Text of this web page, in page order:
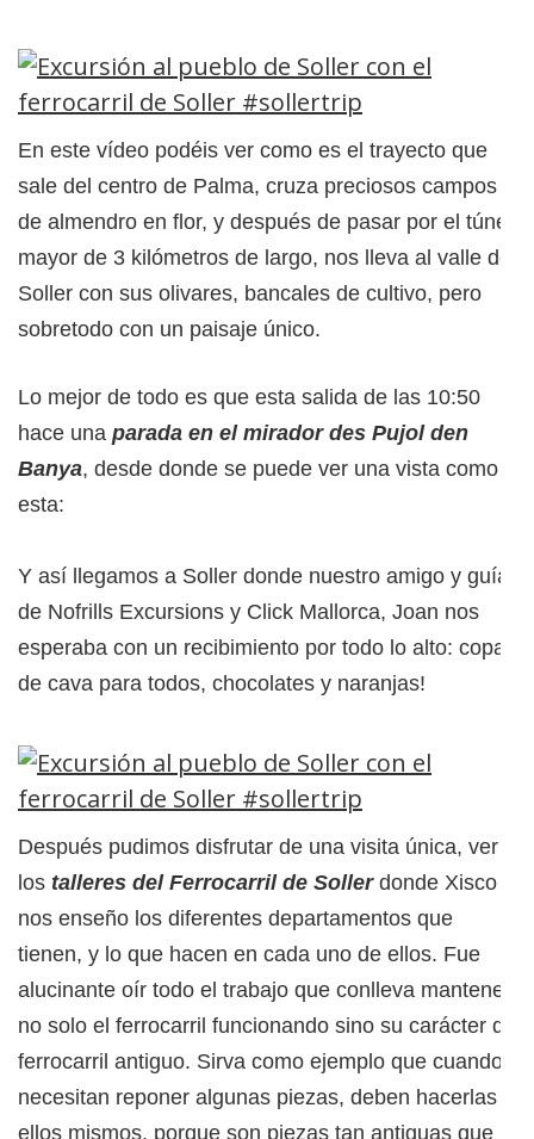
En este vídeo podéis ver como es el trayecto que
sale del centro de Palma, cruza preciosos campos
de almendro en flor, y después de pasar por el túnel
mayor de 3 kilómetros de largo, nos lleva al valle de
Soller con sus olivares, bancales de cultivo, pero
sobretodo con un paisaje único.
Lo mejor de todo es que esta salida de las 10:50
hace una parada en el mirador des Pujol den
Banya, desde donde se puede ver una vista como
esta:
Y así llegamos a Soller donde nuestro amigo y guía
de Nofrills Excursions y Click Mallorca, Joan nos
esperaba con un recibimiento por todo lo alto: copa
de cava para todos, chocolates y naranjas!
Después pudimos disfrutar de una visita única, ver
los talleres del Ferrocarril de Sollerdonde Xisco
nos enseño los diferentes departamentos que
tienen, y lo que hacen en cada uno de ellos. Fue
alucinante oír todo el trabajo que conlleva mantener
no solo el ferrocarril funcionando sino su carácter de
ferrocarril antiguo. Sirva como ejemplo que cuando
necesitan reponer algunas piezas, deben hacerlas
ellos mismos, porque son piezas tan antiguas que